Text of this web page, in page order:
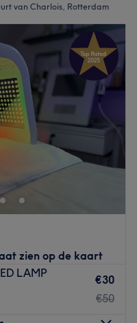
van Charlois, Rotterdam
zien op de kaart
LAMP
€30
€50